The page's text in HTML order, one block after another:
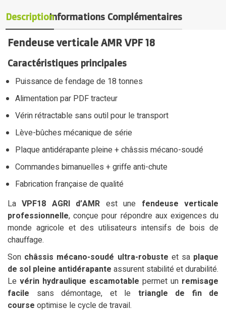
DescriptionInformations Complémentaires
Fendeuse verticale AMR VPF 18
Caractéristiques principales
Puissance de fendage de 18 tonnes
Alimentation par PDF tracteur
Vérin rétractable sans outil pour le transport
Lève-bûches mécanique de série
Plaque antidérapante pleine + châssis mécano-soudé
Commandes bimanuelles + griffe anti-chute
Fabrication française de qualité
LaVPF18 AGRI d’AMR est une fendeuse verticale
professionnelle, conçue pour répondre aux exigences du
monde agricole et des utilisateurs intensifs de bois de
chauffage.
Son châssis mécano-soudé ultra-robuste et sa plaque
de sol pleine antidérapante assurent stabilité et durabilité.
Le vérin hydraulique escamotable permet un remisage
facile sans démontage, et le triangle de fin de
course optimise le cycle de travail.